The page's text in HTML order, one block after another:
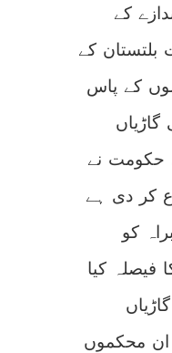
کے
کے
کے پاس
حکومت نے
کر دی ہے
کو
فیصلہ کیا
محکموں